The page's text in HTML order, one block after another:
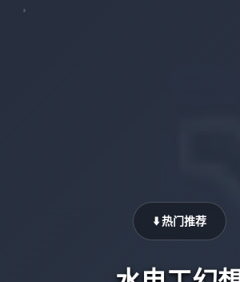
⬇️ 热门推荐